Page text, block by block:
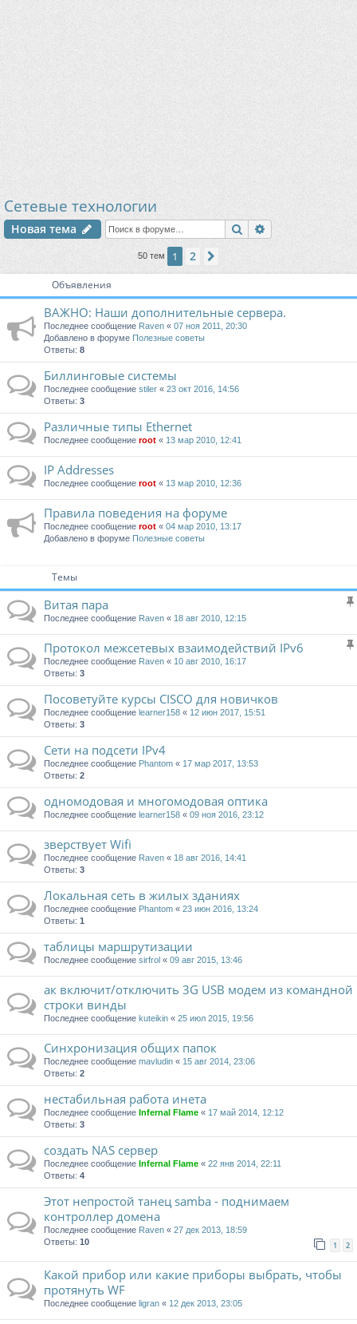
Сетевые технологии
Новая тема Поиск
50 тем 1 2
Объявления
ВАЖНО: Наши дополнительные сервера.
Последнее сообщение Raven « 07 ноя 2011, 20:30
Добавлено в форуме Полезные советы
Ответы: 8
Биллинговые системы
Последнее сообщение stiler « 23 окт 2016, 14:56
Ответы: 3
Различные типы Ethernet
Последнее сообщение root « 13 мар 2010, 12:41
IP Addresses
Последнее сообщение root « 13 мар 2010, 12:36
Правила поведения на форуме
Последнее сообщение root « 04 мар 2010, 13:17
Добавлено в форуме Полезные советы
Темы
Витая пара
Последнее сообщение Raven « 18 авг 2010, 12:15
Протокол межсетевых взаимодействий IPv6
Последнее сообщение Raven « 10 авг 2010, 16:17
Ответы: 3
Посоветуйте курсы CISCO для новичков
Последнее сообщение learner158 « 12 июн 2017, 15:51
Ответы: 3
Сети на подсети IPv4
Последнее сообщение Phantom « 17 мар 2017, 13:53
Ответы: 2
одномодовая и многомодовая оптика
Последнее сообщение learner158 « 09 ноя 2016, 23:12
зверствует Wifi
Последнее сообщение Raven « 18 авг 2016, 14:41
Ответы: 3
Локальная сеть в жилых зданиях
Последнее сообщение Phantom « 23 июн 2016, 13:24
Ответы: 1
таблицы маршрутизации
Последнее сообщение sirfrol « 09 авг 2015, 13:46
ак включит/отключить 3G USB модем из командной
строки винды
Последнее сообщение kuteikin « 25 июл 2015, 19:56
Синхронизация общих папок
Последнее сообщение mavludin « 15 авг 2014, 23:06
Ответы: 2
нестабильная работа инета
Последнее сообщение Infernal Flame « 17 май 2014, 12:12
Ответы: 3
создать NAS сервер
Последнее сообщение Infernal Flame « 22 янв 2014, 22:11
Ответы: 4
Этот непростой танец samba - поднимаем
контроллер домена
Последнее сообщение Raven « 27 дек 2013, 18:59
Ответы: 10 1 2
Какой прибор или какие приборы выбрать, чтобы
протянуть WF
Последнее сообщение ligran « 12 дек 2013, 23:05